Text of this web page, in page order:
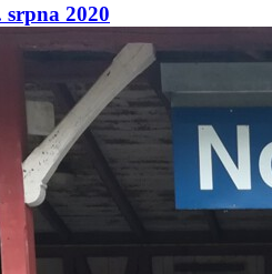
srpna 2020